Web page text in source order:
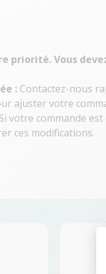
Vous
: Contactez-nous
ajuster votre
Si votre commande
ces modifications.